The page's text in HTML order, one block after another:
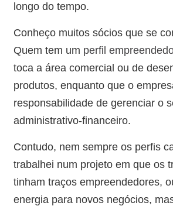
longo do tempo.
Conheço muitos sócios que se
Quem tem um perfil
toca a área comercial ou de
produtos, enquanto que o
responsabilidade de gerenciar o
administrativo-financeiro.
Contudo, nem sempre os perfis
trabalhei num projeto em que os
tinham traços empreendedores,
energia para novos negócios,